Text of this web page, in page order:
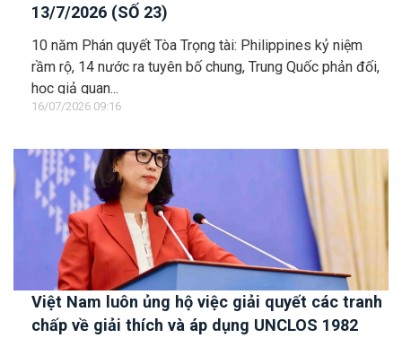
13/7/2026 (SỐ 23)
10 năm Phán quyết Tòa Trọng tài: Philippines kỷ niệm
rầm rộ, 14 nước ra tuyên bố chung, Trung Quốc phản đối,
học giả quan...
16/07/2026 09:16
Việt Nam luôn ủng hộ việc giải quyết các tranh
chấp về giải thích và áp dụng UNCLOS 1982